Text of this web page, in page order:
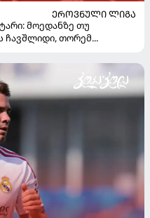
ᲔᲠᲝᲕᲜᲣᲚᲘ ᲚᲘᲒᲐ
მოედანზე თუ
ჩავშლიდი, თორემ...